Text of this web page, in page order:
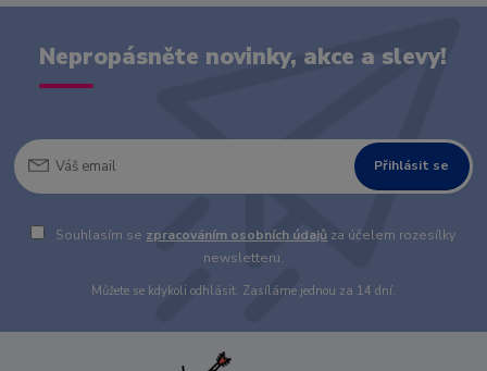
Nepropásněte novinky, akce a slevy!
Přihlásit se
Souhlasím se zpracováním osobních údajů za účelem rozesílky
newsletteru.
Můžete se kdykoli odhlásit. Zasíláme jednou za 14 dní.